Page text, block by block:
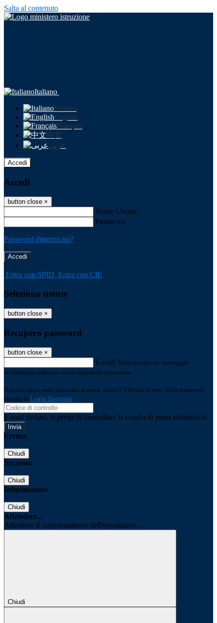
Salta al contenuto
Italiano
Italiano
English
Français
中文
عربى
Accedi
Accedi
button close ×
Nome Utente
Password
Password dimenticata?
-
Entra con SPID Entra con CIE
Seleziona utente
button close ×
Recupero password
button close ×
E-mail Verrà inviato un messaggio
all'indirizzo indicato con le istruzioni necessarie.
Non hai una e-mail associata al nome utente? Effettua il reset della password
tramite la Login Spaggiari
E-mail inviata, si prega di controllare la casella di posta elettronica!
Errore
Chiudi
Successo
Chiudi
Informazione
Chiudi
Attendere...
Attendere il completamento dell'operazione...
Chiudi